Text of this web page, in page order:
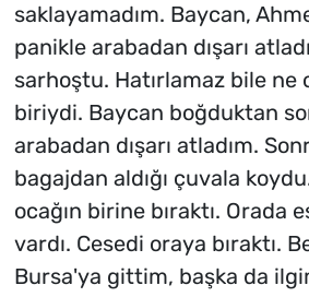
saklayamadım. Baycan,
panikle arabadan dışarı
sarhoştu. Hatırlamaz bile ne
biriydi. Baycan boğduktan
arabadan dışarı atladım.
bagajdan aldığı çuvala
ocağın birine bıraktı. Orada
vardı. Cesedi oraya bıraktı.
Bursa'ya gittim, başka da